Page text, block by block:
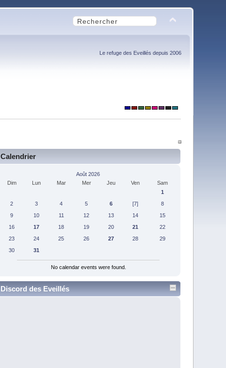
Le refuge des Eveillés depuis 2006
Calendrier
Août 2026
Dim
Lun Mar Mer Jeu Ven
Sam
1
2
3 4 5 6 [7]
8
9
10 11 12 13 14
15
16
17 18 19 20 21
22
23
24 25 26 27 28
29
30
31
No calendar events were found.
Discord des Eveillés